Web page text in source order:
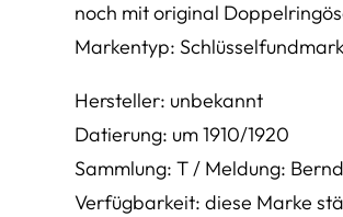
noch mit original
Markentyp:
Hersteller: unbekannt
Datierung: um 1910/1920
Sammlung: T / Meldung:
Verfügbarkeit: diese Marke